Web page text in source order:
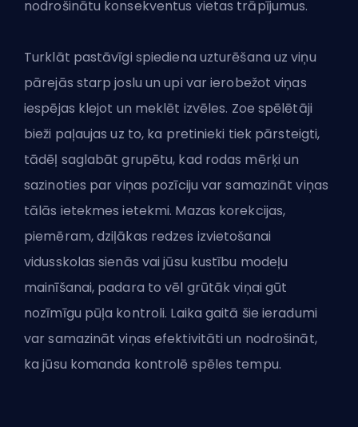
nodrošinātu konsekventus vietas trāpījumus.
Turklāt pastāvīgi spiediena uzturēšana uz viņu
pārejās starp joslu un upi var ierobežot viņas
iespējas klejot un meklēt izvēles. Zoe spēlētāji
bieži paļaujas uz to, ka pretinieki tiek pārsteigti,
tādēļ saglabāt grupētu, kad rodas mērķi un
sazinoties par viņas pozīciju var samazināt viņas
tālās ietekmes ietekmi. Mazas korekcijas,
piemēram, dziļākas redzes izvietošanai
vidusskolas sienās vai jūsu kustību modeļu
mainīšanai, padara to vēl grūtāk viņai gūt
nozīmīgu pūļa kontroli. Laika gaitā šie ieradumi
var samazināt viņas efektivitāti un nodrošināt,
ka jūsu komanda kontrolē spēles tempu.